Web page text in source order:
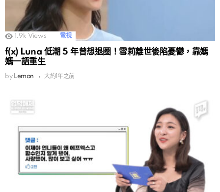
1.9k Views 電視
f(x) Luna 低潮 5 年曾想退圈！雪莉離世後陷憂鬱，靠媽
媽一語重生
by Lemon 大約1年之前